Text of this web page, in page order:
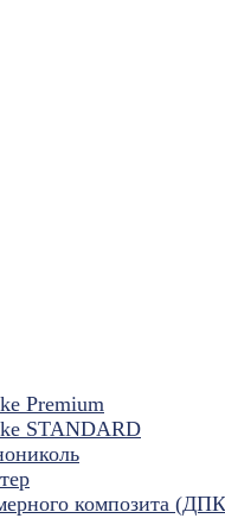
Premium
STANDARD
композита